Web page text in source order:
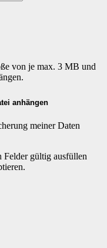
von je max. 3 MB und
anhängen
meiner Daten
Felder gültig ausfüllen